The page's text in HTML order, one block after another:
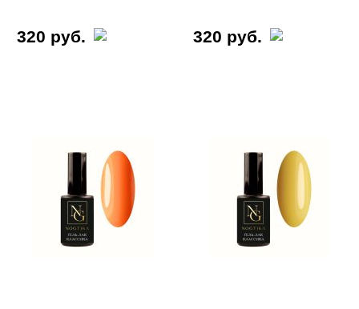
320 руб. 320 руб.